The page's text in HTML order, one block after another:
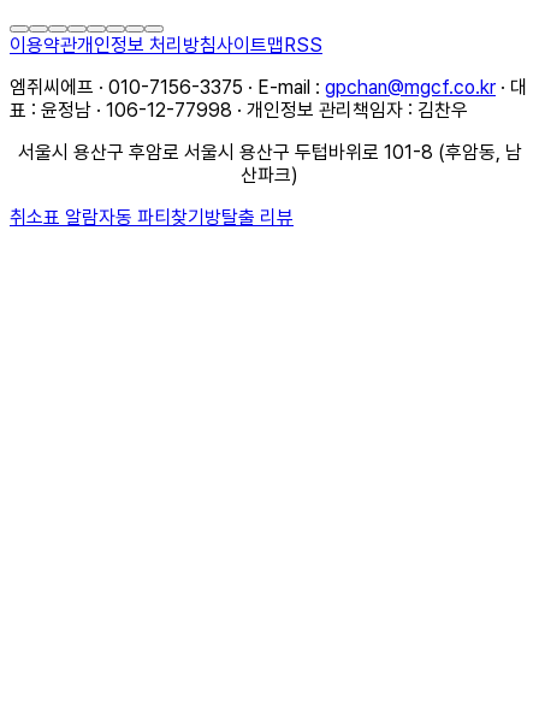
이용약관개인정보 처리방침사이트맵RSS
엠쥐씨에프 · 010-7156-3375 · E-mail : gpchan@mgcf.co.kr · 대
표 : 윤정남 · 106-12-77998 · 개인정보 관리책임자 : 김찬우
서울시 용산구 후암로 서울시 용산구 두텁바위로 101-8 (후암동, 남
산파크)
취소표 알람자동 파티찾기방탈출 리뷰